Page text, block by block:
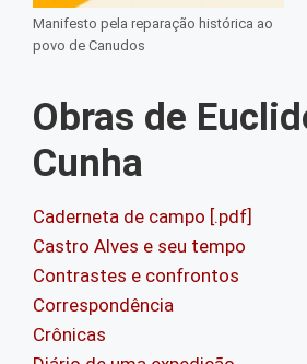
Manifesto pela reparação histórica ao
povo de Canudos
Obras de
Cunha
Caderneta de campo [.pdf]
Castro Alves e seu tempo
Contrastes e confrontos
Correspondência
Crônicas